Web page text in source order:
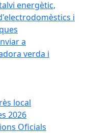
energètic,
i
a
verda i
local
2026
Oficials